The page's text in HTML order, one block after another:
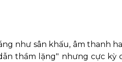
như sân khấu, âm thanh
thầm lặng" nhưng cực kỳ